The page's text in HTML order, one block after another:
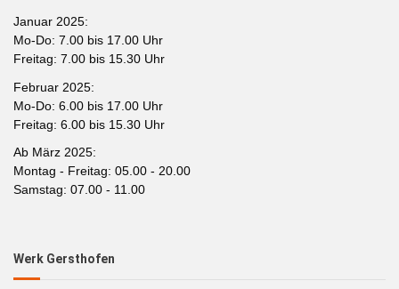
Januar 2025:
Mo-Do: 7.00 bis 17.00 Uhr
Freitag: 7.00 bis 15.30 Uhr
Februar 2025:
Mo-Do: 6.00 bis 17.00 Uhr
Freitag: 6.00 bis 15.30 Uhr
Ab März 2025:
Montag - Freitag: 05.00 - 20.00
Samstag: 07.00 - 11.00
Werk Gersthofen